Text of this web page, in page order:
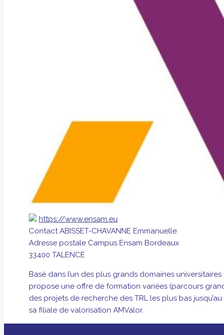
https://www.ensam.eu
ContactABISSET-CHAVANNE Emmanuelle
Adresse postale Campus Ensam Bordeaux
33400 TALENCE
Basé dans l’un des plus grands domaines
propose une offre de formation variées (parcours
des projets de recherche des TRL les plus bas
sa filiale de valorisation AMValor.